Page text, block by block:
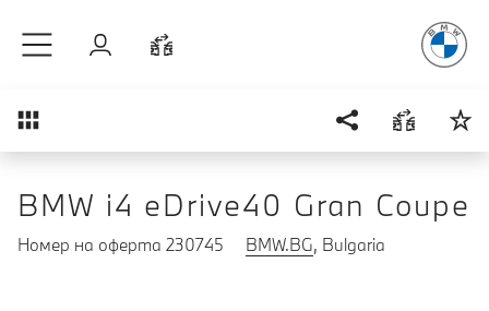
Вход
Преглед
BMW i4 eDrive40 Gran Coupe
Номер на оферта 230745 BMW.BG, Bulgaria